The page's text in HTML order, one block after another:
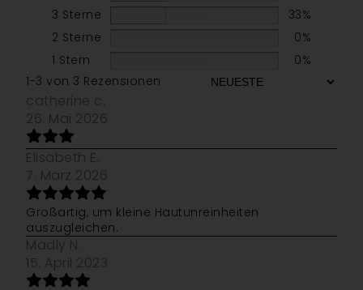
3 Sterne
33%
2 Sterne
0%
1 Stern
0%
1-3 von 3 Rezensionen
catherine c.
26. Mai 2026
Elisabeth E.
7. März 2026
Großartig, um kleine Hautunreinheiten
auszugleichen.
Madly N.
15. April 2023